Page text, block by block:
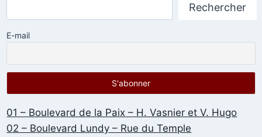
Rechercher
E-mail
01 – Boulevard de la Paix – H. Vasnier et V. Hugo
02 – Boulevard Lundy – Rue du Temple